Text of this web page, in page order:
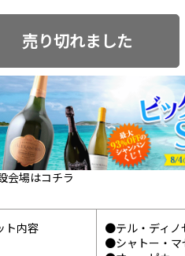
売り切れました
会場はコチラ
ト内容
●テル・ディノ
●シャトー・マ